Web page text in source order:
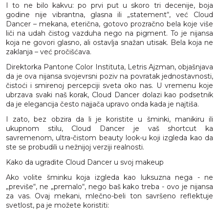
I to ne bilo kakvu: po prvi put u skoro tri decenije, boja
godine nije vibrantna, glasna ili „statement“, već Cloud
Dancer – mekana, eterična, gotovo prozračno bela koje više
liči na udah čistog vazduha nego na pigment. To je nijansa
koja ne govori glasno, ali ostavlja snažan utisak. Bela koja ne
zaklanja – već pročišćava.
Direktorka Pantone Color Instituta, Letris Ajzman, objašnjava
da je ova nijansa svojevrsni poziv na povratak jednostavnosti,
čistoći i smirenoj percepciji sveta oko nas. U vremenu koje
ubrzava svaki naš korak, Cloud Dancer dolazi kao podsetnik
da je elegancija često najjača upravo onda kada je najtiša.
I zato, bez obzira da li je koristite u šminki, manikiru ili
ukupnom stilu, Cloud Dancer je vaš shortcut ka
savremenom, ultra-čistom beauty look-u koji izgleda kao da
ste se probudili u nežnijoj verziji realnosti.
Kako da ugradite Cloud Dancer u svoj makeup
Ako volite šminku koja izgleda kao luksuzna nega - ne
„previše“, ne „premalo“, nego baš kako treba - ovo je nijansa
za vas. Ovaj mekani, mlečno-beli ton savršeno reflektuje
svetlost, pa je možete koristiti: